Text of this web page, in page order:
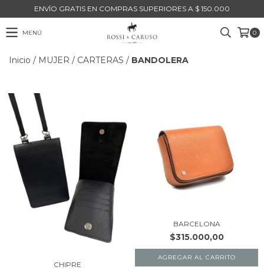
ENVÍO GRATIS EN COMPRAS SUPERIORES A $ 150.000
MENÚ 0
Inicio / MUJER / CARTERAS / BANDOLERA
CHIPRE
BARCELONA
$315.000,00
AGREGAR AL CARRITO